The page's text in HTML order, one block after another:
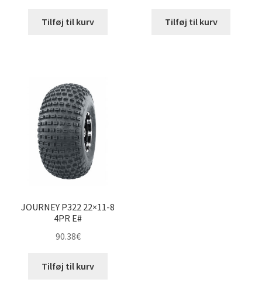
Tilføj til kurv Tilføj til kurv
JOURNEY P322 22×11-8
4PR E#
90.38€
Tilføj til kurv